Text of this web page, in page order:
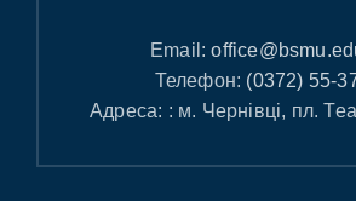
Email:
Телефон: (0372) 55-
Адреса: : м. Чернівці, пл.